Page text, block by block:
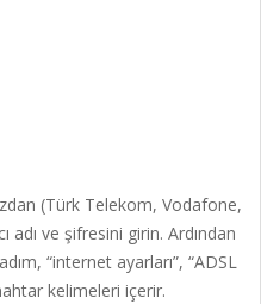
(Türk Telekom, Vodafone,
adı ve şifresini girin. Ardından
“internet ayarları”, “ADSL
kelimeleri içerir.